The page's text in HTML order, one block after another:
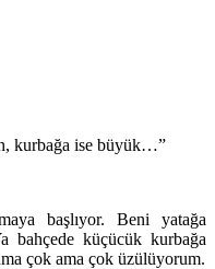
kurbağa ise büyük…”
başlıyor. Beni yatağa
bahçede küçücük kurbağa
çok ama çok üzülüyorum.